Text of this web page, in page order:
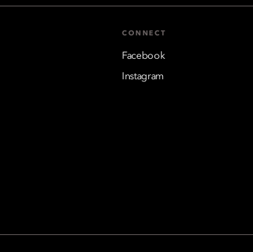
CONNECT
Facebook
Instagram